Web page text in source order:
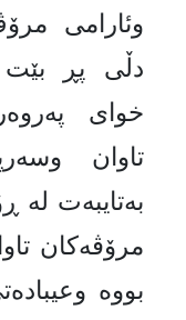
وئارامی
دڵی پڕ بێت
خوای
تاوان
بەتایبەت لە
مرۆڤەكان
بووە